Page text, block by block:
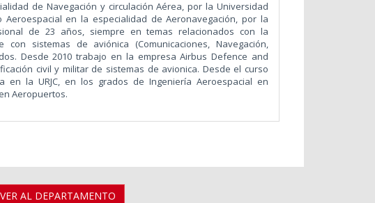
de Navegación y circulación Aérea, por la Universidad
en la especialidad de Aeronavegación, por la
de 23 años, siempre en temas relacionados con la
sistemas de aviónica (Comunicaciones, Navegación,
Desde 2010 trabajo en la empresa Airbus Defence and
civil y militar de sistemas de avionica. Desde el curso
en la URJC, en los grados de Ingeniería Aeroespacial en
Aeropuertos.
AL DEPARTAMENTO